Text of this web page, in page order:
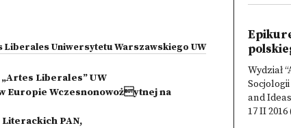
Liberales Uniwersytetu Warszawskiego UW
Liberales” UW
Europie Wczesnonowożytnej na
PAN,
Wydział
and
17 II 2016